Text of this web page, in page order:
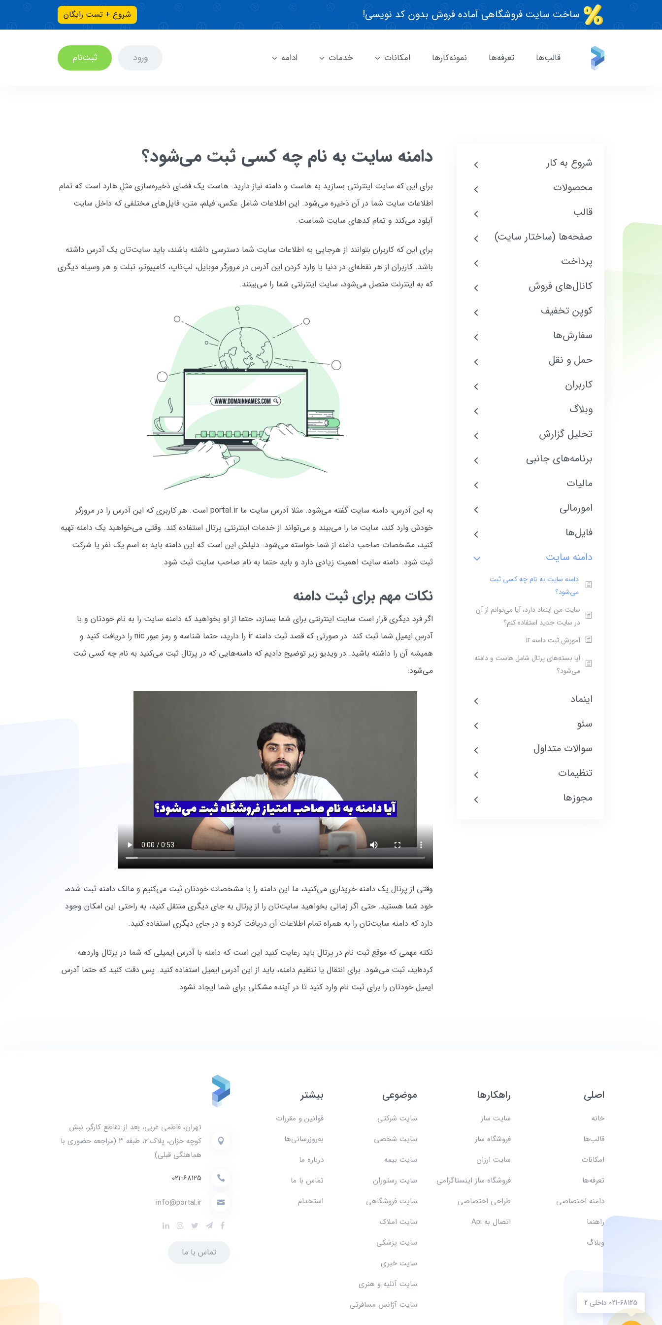
ساخت سایت فروشگاهی آماده فروش بدون کد نویسی! شروع + تست رایگان
قالب‌ها تعرفه‌ها نمونه‌کارها امکانات خدمات ادامه ورود ثبت‌نام
دامنه سایت به نام چه کسی ثبت می‌شود؟
برای این که سایت اینترنتی بسازید به هاست و دامنه نیاز دارید. هاست یک فضای ذخیره‌سازی مثل هارد است که تمام
اطلاعات سایت شما در آن ذخیره می‌شود. این اطلاعات شامل عکس، فیلم، متن، فایل‌های مختلفی که داخل سایت
آپلود می‌کند و تمام کدهای سایت شماست.
برای این که کاربران بتوانند از هرجایی به اطلاعات سایت شما دسترسی داشته باشند، باید سایت‌تان یک آدرس داشته
باشد. کاربران از هر نقطه‌ای در دنیا با وارد کردن این آدرس در مرورگر موبایل، لپ‌تاپ، کامپیوتر، تبلت و هر وسیله دیگری
که به اینترنت متصل می‌شود، سایت اینترنتی شما را می‌بینند.
به این آدرس، دامنه سایت گفته می‌شود. مثلا آدرس سایت ما portal.ir است. هر کاربری که این آدرس را در مرورگر
خودش وارد کند، سایت ما را می‌بیند و می‌تواند از خدمات اینترنتی پرتال استفاده کند. وقتی می‌خواهید یک دامنه تهیه
کنید، مشخصات صاحب دامنه از شما خواسته می‌شود. دلیلش این است که این دامنه باید به اسم یک نفر یا شرکت
ثبت شود. دامنه سایت اهمیت زیادی دارد و باید حتما به نام صاحب سایت ثبت شود.
نکات مهم برای ثبت دامنه
اگر فرد دیگری قرار است سایت اینترنتی برای شما بسازد، حتما از او بخواهید که دامنه سایت را به نام خودتان و با
آدرس ایمیل شما ثبت کند. در صورتی که قصد ثبت دامنه ir را دارید، حتما شناسه و رمز عبور nic را دریافت کنید و
همیشه آن را داشته باشید. در ویدیو زیر توضیح دادیم که دامنه‌هایی که در پرتال ثبت می‌کنید به نام چه کسی ثبت
می‌شود:
وقتی از پرتال یک دامنه خریداری می‌کنید، ما این دامنه را با مشخصات خودتان ثبت می‌کنیم و مالک دامنه ثبت شده،
خود شما هستید. حتی اگر زمانی بخواهید سایت‌تان را از پرتال به جای دیگری منتقل کنید، به راحتی این امکان وجود
دارد که دامنه سایت‌تان را به همراه تمام اطلاعات آن دریافت کرده و در جای دیگری استفاده کنید.
نکته مهمی که موقع ثبت نام در پرتال باید رعایت کنید این است که دامنه با آدرس ایمیلی که شما در پرتال واردهه
کرده‌اید، ثبت می‌شود. برای انتقال یا تنظیم دامنه، باید از این آدرس ایمیل استفاده کنید. پس دقت کنید که حتما آدرس
ایمیل خودتان را برای ثبت نام وارد کنید تا در آینده مشکلی برای شما ایجاد نشود.
شروع به کار
محصولات
قالب
صفحه‌ها (ساختار سایت)
پرداخت
کانال‌های فروش
کوپن تخفیف
سفارش‌ها
حمل و نقل
کاربران
وبلاگ
تحلیل گزارش
برنامه‌های جانبی
مالیات
امورمالی
فایل‌ها
دامنه سایت
دامنه سایت به نام چه کسی ثبت
می‌شود؟
سایت من اینماد دارد، آیا می‌توانم از آن
در سایت جدید استفاده کنم؟
آموزش ثبت دامنه ir
آیا بسته‌های پرتال شامل هاست و دامنه
می‌شود؟
اینماد
سئو
سوالات متداول
تنظیمات
مجوزها
021-68125 داخلی 2
اصلی
خانه
قالب‌ها
امکانات
تعرفه‌ها
دامنه اختصاصی
راهنما
وبلاگ
راهکارها
سایت ساز
فروشگاه ساز
سایت ارزان
فروشگاه ساز اینستاگرامی
طراحی اختصاصی
اتصال به Api
موضوعی
سایت شرکتی
سایت شخصی
سایت بیمه
سایت رستوران
سایت فروشگاهی
سایت املاک
سایت پزشکی
سایت خبری
سایت آتلیه و هنری
سایت آژانس مسافرتی
بیشتر
قوانین و مقررات
به‌روزرسانی‌ها
درباره ما
تماس با ما
استخدام
تهران، فاطمی غربی، بعد از تقاطع کارگر، نبش
کوچه خزان، پلاک ۲، طبقه ۳ (مراجعه حضوری با
هماهنگی قبلی)
021-68125
info@portal.ir
تماس با ما